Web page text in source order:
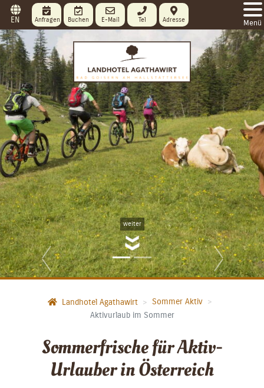
EN Anfragen Buchen E-Mail Tel Adresse Menü
weiter
Landhotel Agathawirt
Sommer Aktiv
Aktivurlaub im Sommer
Sommerfrische für Aktiv-
Urlauber in Österreich